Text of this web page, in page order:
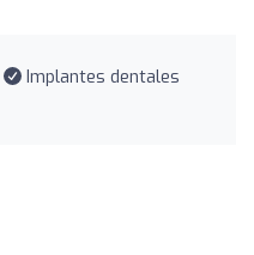
Implantes dentales